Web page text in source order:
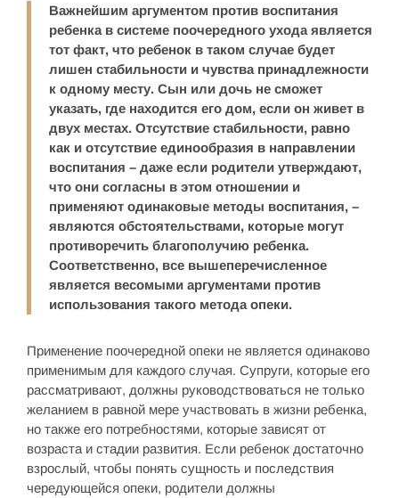
Важнейшим аргументом против воспитания
ребенка в системе поочередного ухода является
тот факт, что ребенок в таком случае будет
лишен стабильности и чувства принадлежности
к одному месту. Сын или дочь не сможет
указать, где находится его дом, если он живет в
двух местах. Отсутствие стабильности, равно
как и отсутствие единообразия в направлении
воспитания – даже если родители утверждают,
что они согласны в этом отношении и
применяют одинаковые методы воспитания, –
являются обстоятельствами, которые могут
противоречить благополучию ребенка.
Соответственно, все вышеперечисленное
является весомыми аргументами против
использования такого метода опеки.
Применение поочередной опеки не является одинаково
применимым для каждого случая. Супруги, которые его
рассматривают, должны руководствоваться не только
желанием в равной мере участвовать в жизни ребенка,
но также его потребностями, которые зависят от
возраста и стадии развития. Если ребенок достаточно
взрослый, чтобы понять сущность и последствия
чередующейся опеки, родители должны